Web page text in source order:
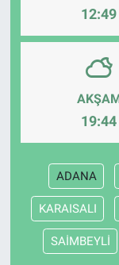
12:49
19:44
ADANA
KARAISALI
SAİMBEYLİ